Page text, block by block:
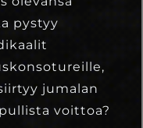
pystyy
jumalan
voittoa?